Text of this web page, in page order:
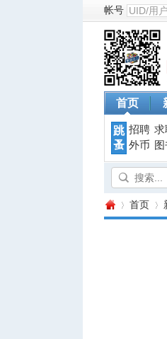
帐号
首页
跳
蚤
招聘 求
外币
首页